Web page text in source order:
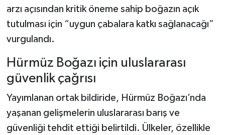
arzı açısından kritik öneme sahip boğazın açık
tutulması için “uygun çabalara katkı sağlanacağı”
vurgulandı.
Hürmüz Boğazı için uluslararası
güvenlik çağrısı
Yayımlanan ortak bildiride, Hürmüz Boğazı’nda
yaşanan gelişmelerin uluslararası barış ve
güvenliği tehdit ettiği belirtildi. Ülkeler, özellikle